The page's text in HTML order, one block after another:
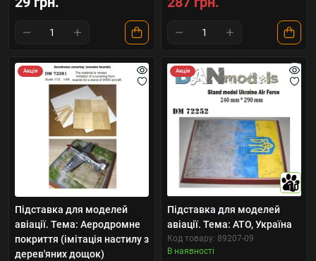
Акція
Підставка для моделей
авіації. Тема: Аеродромне
покриття (імітація настилу з
дерев'яних дощок)
Акція
10
Підставка для моделей
авіації. Тема: АТО, Україна
Код товару: 89207-09
В наявності